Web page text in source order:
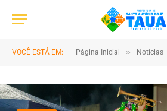
VOCÊ ESTÁ EM: Página Inicial » Notícias